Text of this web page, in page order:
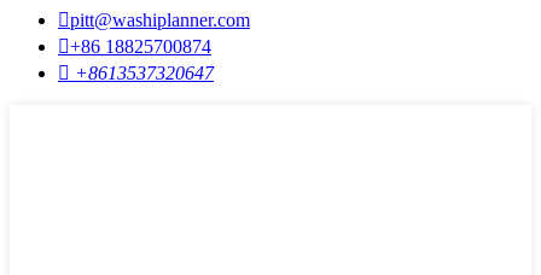
pitt@washiplanner.com
+86 18825700874
 +8613537320647